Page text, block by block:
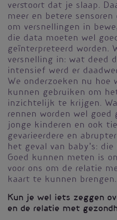
verstoort dat je slaap.
meer en betere
om versnellingen in
die data moeten wel
geïnterpreteerd worden.
versnelling in: wat deed
intensief werd er
We onderzoeken nu hoe
kunnen gebruiken om
inzichtelijk te krijgen.
rennen worden wel goed
jonge kinderen en ook
gevarieerdere en
het geval van baby’s:
Goed kunnen meten is
voor ons om de relatie
kaart te kunnen brengen.
Kun je wel iets zeggen
en de relatie met